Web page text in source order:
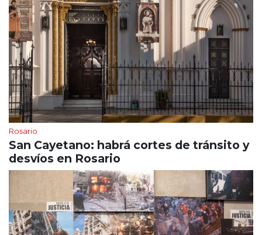
Rosario
San Cayetano: habrá cortes de tránsito y
desvíos en Rosario